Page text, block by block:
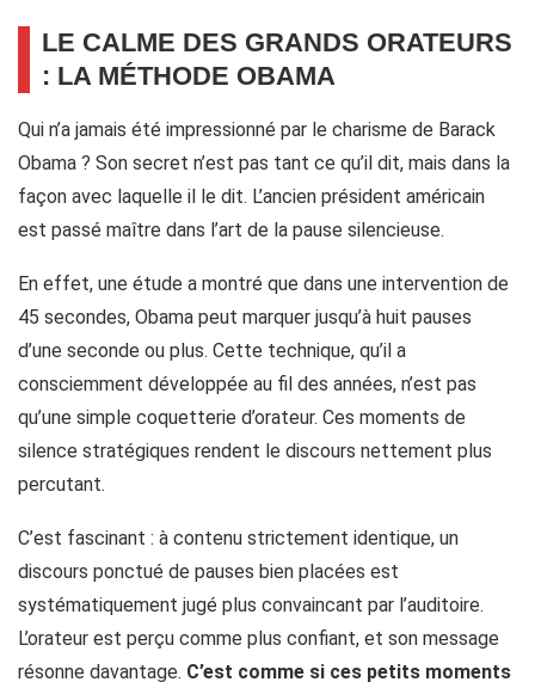
LE CALME DES GRANDS ORATEURS
: LA MÉTHODE OBAMA
Qui n’a jamais été impressionné par le charisme de Barack
Obama ? Son secret n’est pas tant ce qu’il dit, mais dans la
façon avec laquelle il le dit. L’ancien président américain
est passé maître dans l’art de la pause silencieuse.
En effet, une étude a montré que dans une intervention de
45 secondes, Obama peut marquer jusqu’à huit pauses
d’une seconde ou plus. Cette technique, qu’il a
consciemment développée au fil des années, n’est pas
qu’une simple coquetterie d’orateur. Ces moments de
silence stratégiques rendent le discours nettement plus
percutant.
C’est fascinant : à contenu strictement identique, un
discours ponctué de pauses bien placées est
systématiquement jugé plus convaincant par l’auditoire.
L’orateur est perçu comme plus confiant, et son message
résonne davantage. C’est comme si ces petits moments